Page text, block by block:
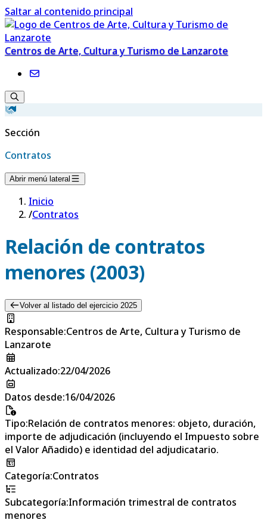
Saltar al contenido principal
Centros de Arte, Cultura y Turismo de Lanzarote
Sección
Contratos
Abrir menú lateral
Inicio
/Contratos
Relación de contratos
menores (2003)
Volver al listado del ejercicio 2025
Responsable:Centros de Arte, Cultura y Turismo de
Lanzarote
Actualizado:22/04/2026
Datos desde:16/04/2026
Tipo:Relación de contratos menores: objeto, duración,
importe de adjudicación (incluyendo el Impuesto sobre
el Valor Añadido) e identidad del adjudicatario.
Categoría:Contratos
Subcategoría:Información trimestral de contratos
menores